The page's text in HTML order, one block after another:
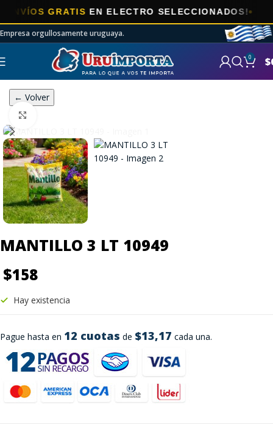
GRATISEN ELECTRO SELECCIONADOS!
Empresa orgullosamente uruguaya.
0 $
← Volver
MANTILLO 3 LT 10949
$158
Pague hasta en 12 cuotas de $13,17 cada una.
Hay existencia